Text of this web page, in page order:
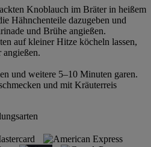
Knoblauch im Bräter in heißem
Hähnchenteile dazugeben und
und Brühe angießen.
auf kleiner Hitze köcheln lassen,
angießen.
und weitere 5–10 Minuten garen.
und mit Kräuterreis